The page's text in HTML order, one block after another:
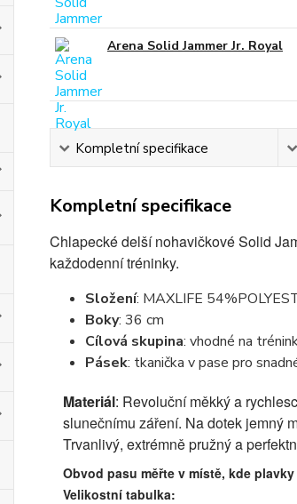
Arena Solid Jammer Jr. Royal
Kompletní specifikace
Kompletní specifikace
Chlapecké delší nohavičkové Solid
každodenní tréninky.
Složení: MAXLIFE
Boky: 36 cm
Cílová skupina: vhodné na
Pásek: tkanička v pase pro
Materiál: Revoluční měkký a
slunečnímu záření. Na dotek jemný
Trvanlivý, extrémně pružný a
Obvod pasu měřte v místě, kde
Velikostní tabulka: